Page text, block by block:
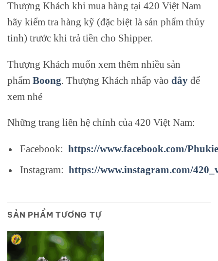
Thượng Khách khi mua hàng tại 420 Việt Nam
hãy kiểm tra hàng kỹ (đặc biệt là sản phẩm thủy
tinh) trước khi trả tiền cho Shipper.
Thượng Khách muốn xem thêm nhiều sản
phẩm Boong. Thượng Khách nhấp vào đây để
xem nhé
Những trang liên hệ chính của 420 Việt Nam:
Facebook: https://www.facebook.com/
Instagram: https://www.instagram.com/
SẢN PHẨM TƯƠNG TỰ